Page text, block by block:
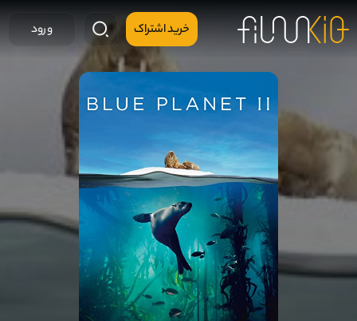
خرید اشتراک ورود